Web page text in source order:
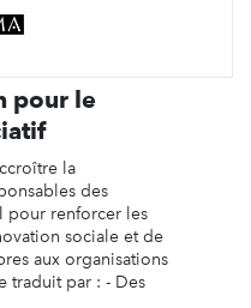
pour le
la
des
pour renforcer les
sociale et de
aux organisations
traduit par : - Des